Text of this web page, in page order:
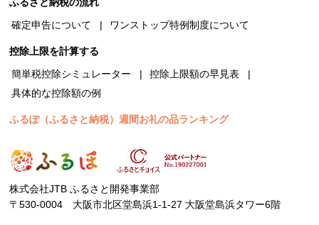
確定申告について
ワンストップ特例制度について
控除上限を計算する
簡単税控除シミュレーター
控除上限額の早見表
具体的な控除額の例
ふるぽ（ふるさと納税）週間お礼の品ランキング
株式会社JTB ふるさと開発事業部
〒530-0004 大阪市北区堂島浜1-1-27 大阪堂島浜タワー6階